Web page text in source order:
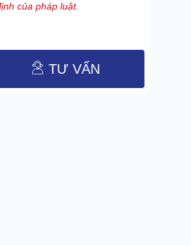
của pháp luật.
TƯ VẤN